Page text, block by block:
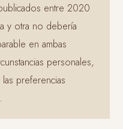
entre 2020
y otra no debería
en ambas
personales,
preferencias